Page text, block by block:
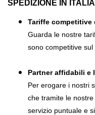
SPEDIZIONE IN
Tariffe competitive
Guarda le nostre
sono competitive
Partner affidabili e
Per erogare i nostri
che tramite le
servizio puntuale e